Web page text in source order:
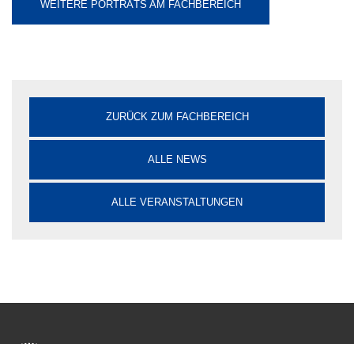
WEITERE PORTRÄTS AM FACHBEREICH
ZURÜCK ZUM FACHBEREICH
ALLE NEWS
ALLE VERANSTALTUNGEN